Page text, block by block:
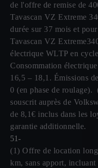
de l'offre de remise de
Tavascan VZ Extreme
durée sur 37 mois et
Tavascan VZ
électrique WLTP en
Consommation
16,5 – 18,1. Émissions
0 (en phase de
souscrit auprès de
de 8,1€ inclus dans les
garantie additionnelle.
51-
(1) Offre de location
km, sans apport,